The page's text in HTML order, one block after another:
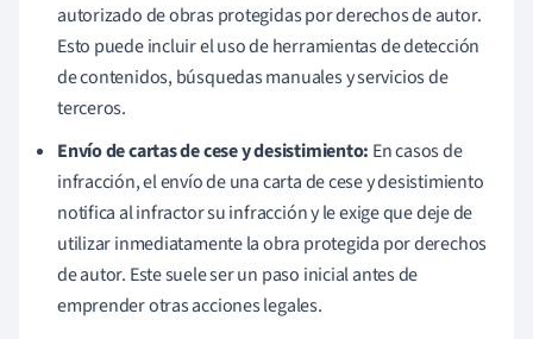
autorizado de obras protegidas por derechos de autor.
Esto puede incluir el uso de herramientas de detección
de contenidos, búsquedas manuales y servicios de
terceros.
Envío de cartas de cese y desistimiento: En casos de
infracción, el envío de una carta de cese y desistimiento
notifica al infractor su infracción y le exige que deje de
utilizar inmediatamente la obra protegida por derechos
de autor. Este suele ser un paso inicial antes de
emprender otras acciones legales.